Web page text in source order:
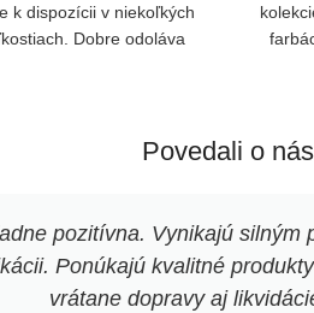
k dispozícii v niekoľkých
Dobre odoláva
Povedali o nás
pozitívna. Vynikajú
Ponúkajú kvalitné
vrátane dopravy aj